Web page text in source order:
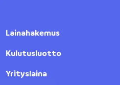
Lainahakemus
Kulutusluotto
Yrityslaina